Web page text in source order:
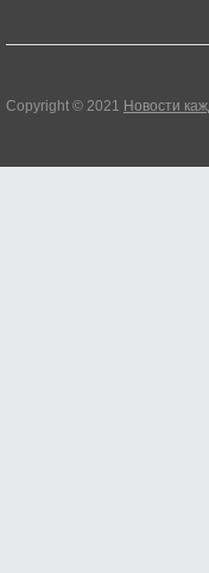
Copyright © 2021 Новости